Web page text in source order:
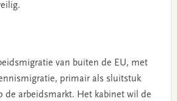
van buiten de EU, met
primair als sluitstuk
de arbeidsmarkt. Het kabinet wil de